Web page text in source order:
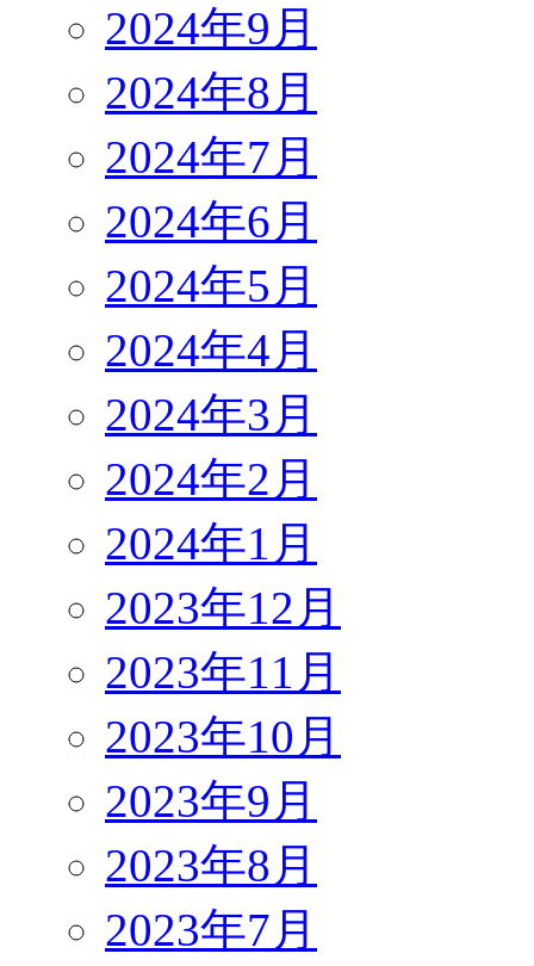
2024年9月
2024年8月
2024年7月
2024年6月
2024年5月
2024年4月
2024年3月
2024年2月
2024年1月
2023年12月
2023年11月
2023年10月
2023年9月
2023年8月
2023年7月